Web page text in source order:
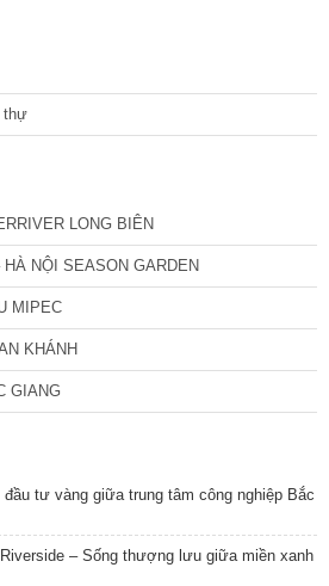
thự
LONG BIÊN
NỘI SEASON GARDEN
MIPEC
KHÁNH
GIANG
tư vàng giữa trung tâm công nghiệp Bắc
– Sống thượng lưu giữa miền xanh